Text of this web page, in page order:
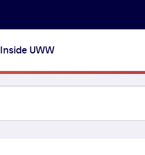
Inside UWW